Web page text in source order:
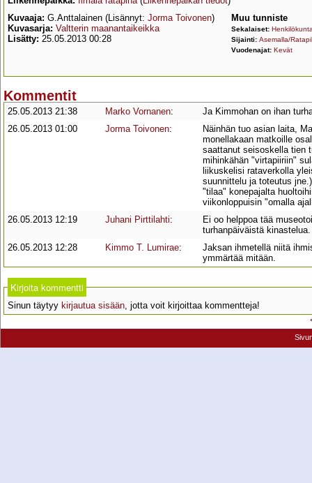
Kuvaaja: G.Anttalainen (Lisännyt: Jorma Toivonen)
Kuvasarja: Valtterin maanantaikeikka
Lisätty: 25.05.2013 00:28
Muu tunniste
Sekalaiset:
Sijainti: Asemalla/
Vuodenajat: Kevät
Kommentit
25.05.2013 21:38 Marko Vornanen:
Ja Kimmohan on ihan
26.05.2013 01:00
Jorma Toivonen:
Näinhän tuo asian laita,
monellakaan matkoille
saattanut seisoskella tien
mihinkähän "virtapiiriin"
liikuskelisi rataverkolla
suunnittelu ja toteutus
"tilaa" konepajalta
viikonloppuisin "omalla
26.05.2013 12:19
Juhani Pirttilahti:
Ei oo helppoa tää
turhanpäiväistä kinastelua.
26.05.2013 12:28
Kimmo T. Lumirae:
Jaksan ihmetellä niitä
ymmärtää mitään.
Kirjoita kommentti
Sinun täytyy kirjautua sisään, jotta voit kirjoittaa kommentteja!